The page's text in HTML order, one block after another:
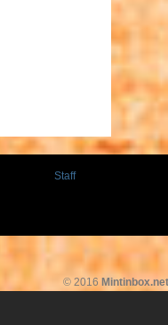
Staff
© 2016 Mintinbox.net